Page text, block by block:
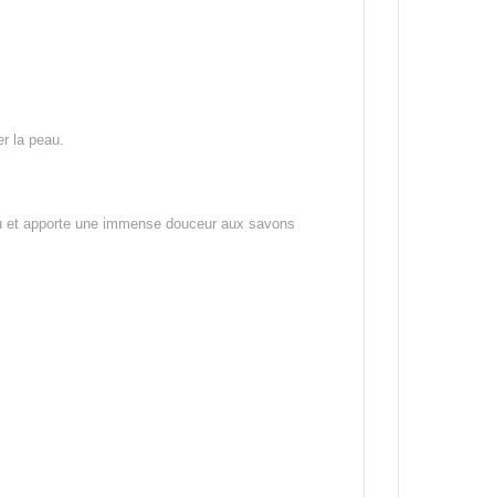
la peau.
apporte une immense douceur aux savons